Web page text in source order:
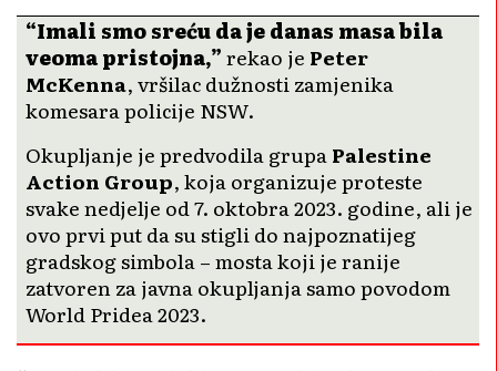
“Imali smo sreću da je danas masa bila
veoma pristojna,”rekao je Peter
McKenna, vršilac dužnosti zamjenika
komesara policije NSW.
Okupljanje je predvodila grupa Palestine
Action Group, koja organizuje proteste
svake nedjelje od 7. oktobra 2023. godine, ali je
ovo prvi put da su stigli do najpoznatijeg
gradskog simbola – mosta koji je ranije
zatvoren za javna okupljanja samo povodom
World Pridea 2023.